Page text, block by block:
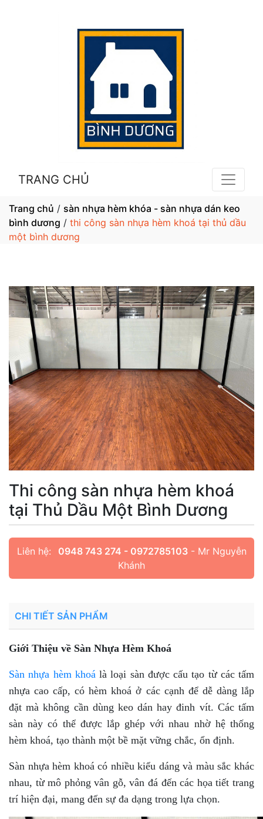
TRANG CHỦ
Trang chủ / sàn nhựa hèm khóa - sàn nhựa dán keo
bình dương / thi công sàn nhựa hèm khoá tại thủ dầu
một bình dương
Thi công sàn nhựa hèm khoá
tại Thủ Dầu Một Bình Dương
Liên hệ: 0948 743 274 - 0972785103- Mr Nguyễn
Khánh
CHI TIẾT SẢN PHẨM
Giới Thiệu về Sàn Nhựa Hèm Khoá
Sàn nhựa hèm khoálà loại sàn được cấu tạo từ các tấm
nhựa cao cấp, có hèm khoá ở các cạnh để dễ dàng lắp
đặt mà không cần dùng keo dán hay đinh vít. Các tấm
sàn này có thể được lắp ghép với nhau nhờ hệ thống
hèm khoá, tạo thành một bề mặt vững chắc, ổn định.
Sàn nhựa hèm khoá có nhiều kiểu dáng và màu sắc khác
nhau, từ mô phỏng vân gỗ, vân đá đến các họa tiết trang
trí hiện đại, mang đến sự đa dạng trong lựa chọn.